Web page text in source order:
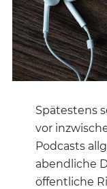
Spätestens
vor
Podcasts
abendliche
öffentliche